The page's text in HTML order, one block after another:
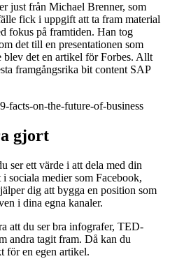
just från Michael Brenner, som
fick i uppgift att ta fram material
fokus på framtiden. Han tog
det till en presentationen som
blev det en artikel för Forbes. Allt
framgångsrika bit content SAP
facts-on-the-future-of-business
gjort
ser ett värde i att dela med din
sociala medier som Facebook,
dig att bygga en position som
i dina egna kanaler.
att du ser bra infografer, TED-
andra tagit fram. Då kan du
för en egen artikel.